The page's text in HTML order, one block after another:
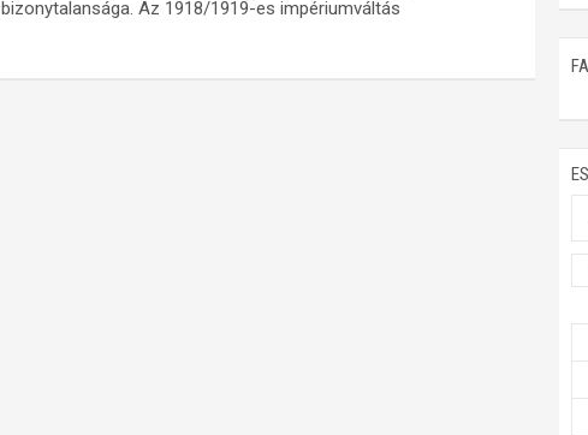
Az 1918/1919-es impériumváltás